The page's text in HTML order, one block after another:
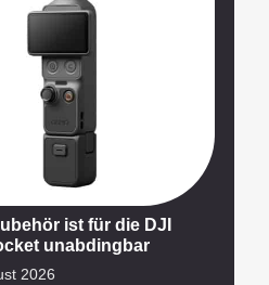
ist für die DJI
unabdingbar
2026